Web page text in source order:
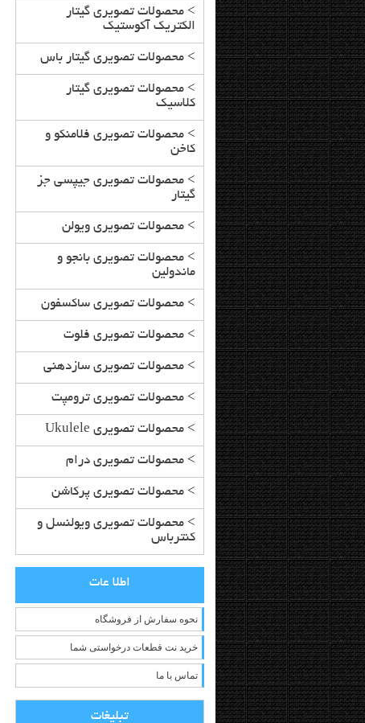
>محصولات تصویری گیتار
الکتریک آکوستیک
>محصولات تصویری گیتار باس
>محصولات تصویری گیتار
کلاسیک
>محصولات تصویری فلامنکو و
کاخن
>محصولات تصویری جیپسی جز
گیتار
>محصولات تصویری ویولن
>محصولات تصویری بانجو و
ماندولین
>محصولات تصویری ساکسفون
>محصولات تصویری فلوت
>محصولات تصویری سازدهنی
>محصولات تصویری ترومپت
>محصولات تصویری Ukulele
>محصولات تصویری درام
>محصولات تصویری پرکاشن
>محصولات تصویری ویولنسل و
کنترباس
اطلا عات
نحوه سفارش از فروشگاه
خرید نت قطعات درخواستی شما
تماس با ما
تبلیغات